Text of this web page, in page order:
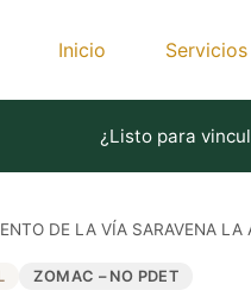
Inicio Servicios
¿Listo para
DE LA VÍA SARAVENA
ZOMAC – NO PDET